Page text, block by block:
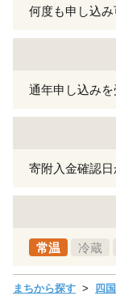
何度も申し込み
通年申し込みを
寄附入金確認日
常温 冷蔵
まちから探す 四